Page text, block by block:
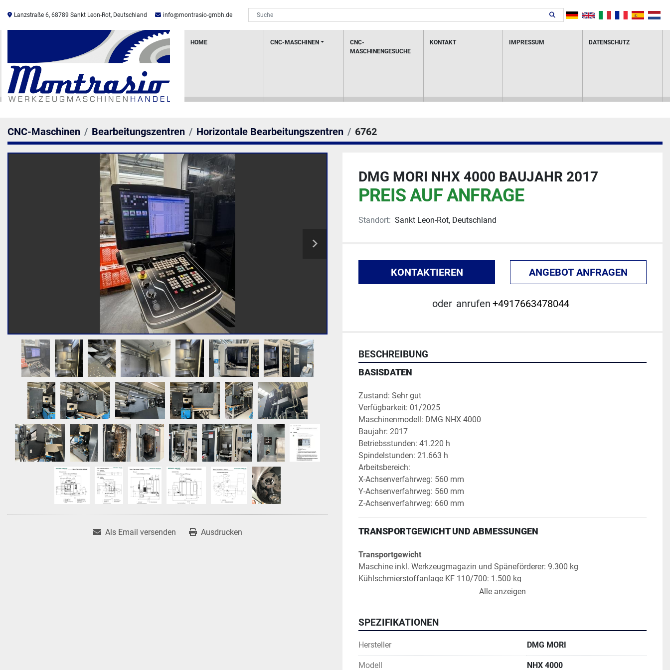
Lanzstraße 6, 68789 Sankt Leon-Rot, Deutschland info@montrasio-gmbh.de
HOME CNC-MASCHINEN
CNC-
MASCHINENGESUCHE
KONTAKT IMPRESSUM DATENSCHUTZ
CNC-Maschinen Bearbeitungszentren Horizontale Bearbeitungszentren 6762
Als Email versenden Ausdrucken
DMG MORI NHX 4000 BAUJAHR 2017
PREIS AUF ANFRAGE
Standort: Sankt Leon-Rot, Deutschland
KONTAKTIEREN ANGEBOT ANFRAGEN
oder anrufen +4917663478044
BESCHREIBUNG
BASISDATEN
Zustand: Sehr gut
Verfügbarkeit: 01/2025
Maschinenmodell: DMG NHX 4000
Baujahr: 2017
Betriebsstunden: 41.220 h
Spindelstunden: 21.663 h
Arbeitsbereich:
X-Achsenverfahrweg: 560 mm
Y-Achsenverfahrweg: 560 mm
Z-Achsenverfahrweg: 660 mm
TRANSPORTGEWICHT UND ABMESSUNGEN
Transportgewicht
Maschine inkl. Werkzeugmagazin und Späneförderer: 9.300 kg
Kühlschmierstoffanlage KF 110/700: 1.500 kg
Transportabmessungen der Maschine inkl. Werkzeugmagazin:
SPINDELINFORMATIONEN
Alle anzeigen
SPEZIFIKATIONEN
Hersteller DMG MORI
Modell NHX 4000